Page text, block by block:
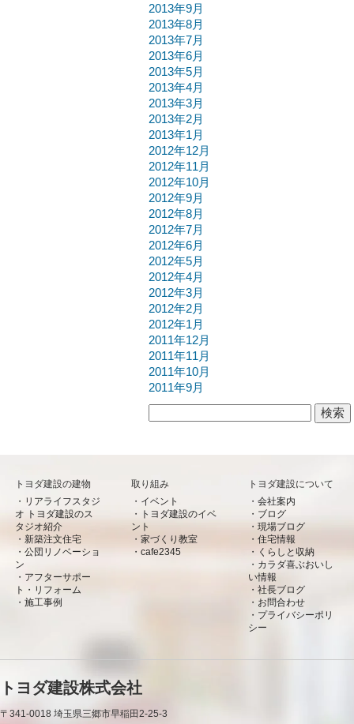
2013年9月
2013年8月
2013年7月
2013年6月
2013年5月
2013年4月
2013年3月
2013年2月
2013年1月
2012年12月
2012年11月
2012年10月
2012年9月
2012年8月
2012年7月
2012年6月
2012年5月
2012年4月
2012年3月
2012年2月
2012年1月
2011年12月
2011年11月
2011年10月
2011年9月
トヨダ建設の建物
リアライフスタジ
オ トヨダ建設のス
タジオ紹介
新築注文住宅
公団リノベーショ
ン
アフターサポー
ト・リフォーム
施工事例
取り組み
イベント
トヨダ建設のイベ
ント
家づくり教室
cafe2345
トヨダ建設について
会社案内
ブログ
現場ブログ
住宅情報
くらしと収納
カラダ喜ぶおいし
い情報
社長ブログ
お問合わせ
プライバシーポリ
シー
トヨダ建設株式会社
〒341-0018 埼玉県三郷市早稲田2-25-3